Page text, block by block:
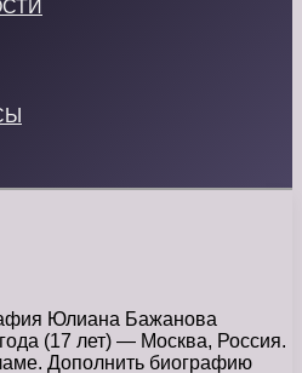
Юлиана Бажанова
(17 лет) — Москва, Россия.
Дополнить биографию